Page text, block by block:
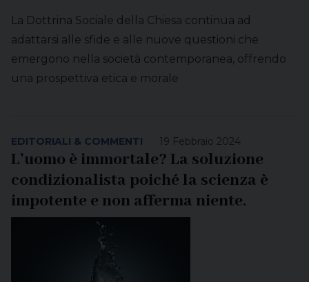
La Dottrina Sociale della Chiesa continua ad
adattarsi alle sfide e alle nuove questioni che
emergono nella società contemporanea, offrendo
una prospettiva etica e morale
19 Febbraio 2024
EDITORIALI & COMMENTI
L’uomo è immortale? La soluzione
condizionalista poiché la scienza è
impotente e non afferma niente.